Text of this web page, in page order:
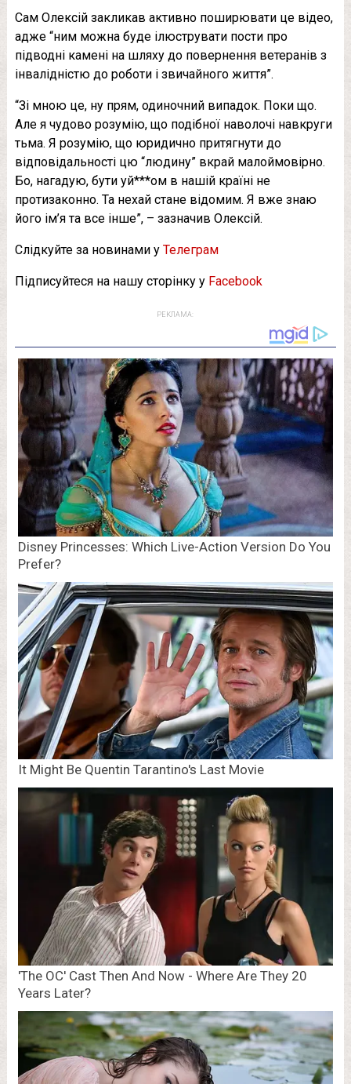
Сам Олексій закликав активно поширювати це відео,
адже “ним можна буде ілюструвати пости про
підводні камені на шляху до повернення ветеранів з
інвалідністю до роботи і звичайного життя”.
“Зі мною це, ну прям, одиночний випадок. Поки що.
Але я чудово розумію, що подібної наволочі навкруги
тьма. Я розумію, що юридично притягнути до
відповідальності цю “людину” вкрай малоймовірно.
Бо, нагадую, бути уй***ом в нашій країні не
протизаконно. Та нехай стане відомим. Я вже знаю
його ім’я та все інше”, – зазначив Олексій.
Слідкуйте за новинами у Телеграм
Підписуйтеся на нашу сторінку у Facebook
РЕКЛАМА: